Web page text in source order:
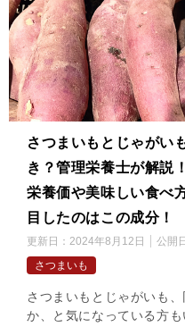
さつまいもとじゃがい
き？管理栄養士が解説
栄養価や美味しい食べ
目したのはこの成分！
更新日： 2024年8月12日 公開
さつまいも
さつまいもとじゃがいも
か、と気になっている方